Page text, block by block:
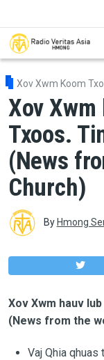
Xov Xwm Koom
Xov
Txoos.
(News
Church)
By Hmong
Xov Xwm hauv
(News from the
Vaj Qhia qhuas